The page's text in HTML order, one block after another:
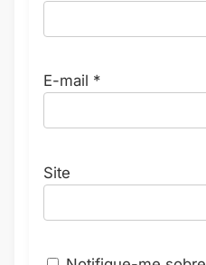
E-mail *
Site